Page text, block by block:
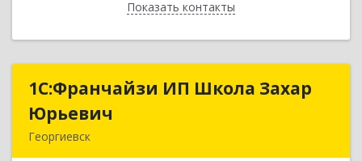
Показать контакты
Назад
1С:Франчайзи ИП Школа Захар
Юрьевич
Георгиевск
1С:Франчайзи ИП Школа Захар